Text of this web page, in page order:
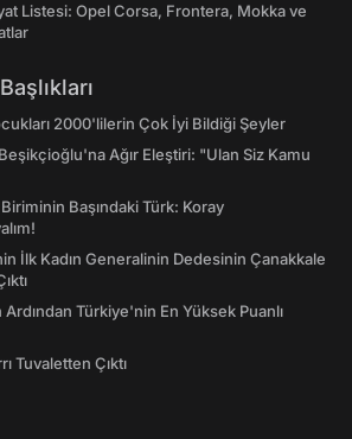
Listesi: Opel Corsa, Frontera, Mokka ve
2000'lilerin Çok İyi Bildiği Şeyler
Ağır Eleştiri: "Ulan Siz Kamu
Başındaki Türk: Koray
İlk Kadın Generalinin Dedesinin Çanakkale
Türkiye'nin En Yüksek Puanlı
Tuvaletten Çıktı